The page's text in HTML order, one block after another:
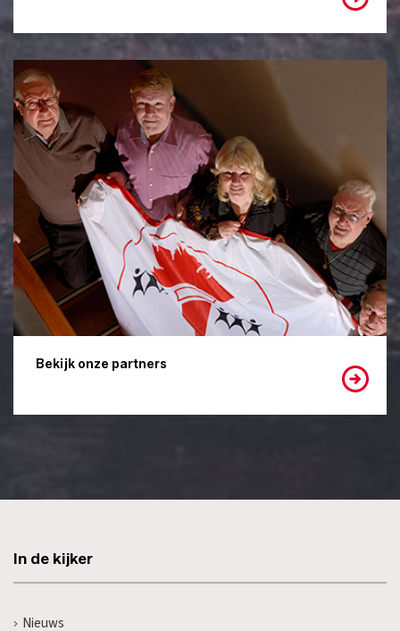
Bekijk onze partners
In de kijker
Nieuws